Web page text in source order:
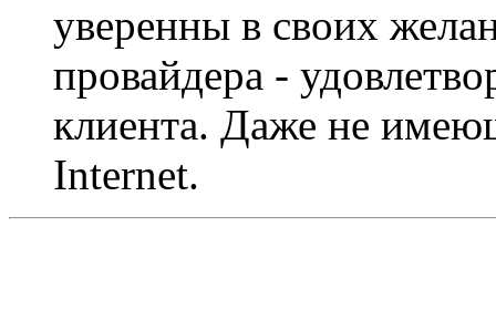
уверенны в своих
провайдера -
клиента. Даже не
Internet.